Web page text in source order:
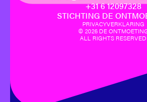
‪+31 6 12097328‬
STICHTING DE
PRIVACYVERKLARING
© 2026DE
ALL RIGHTS RESERVED